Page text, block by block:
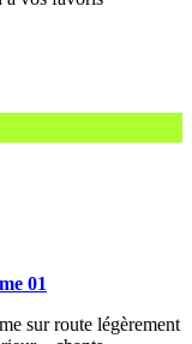
01
sur route légèrement